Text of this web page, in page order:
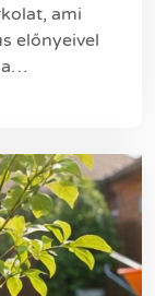
ami
előnyeivel
a…